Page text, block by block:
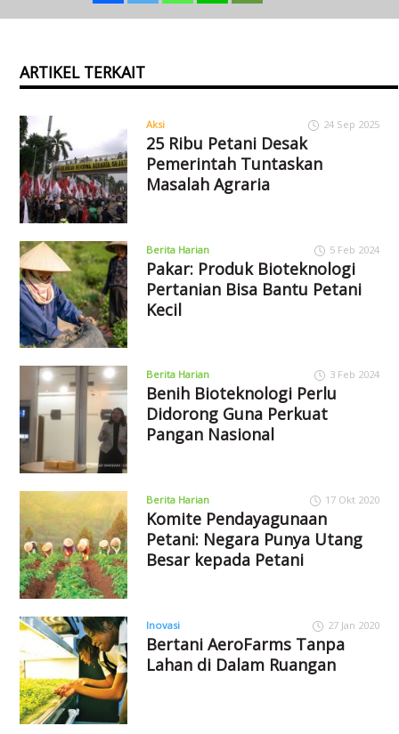
ARTIKEL TERKAIT
Aksi 24 Sep 2025
25 Ribu Petani Desak
Pemerintah Tuntaskan
Masalah Agraria
Berita Harian 5 Feb 2024
Pakar: Produk Bioteknologi
Pertanian Bisa Bantu Petani
Kecil
Berita Harian 3 Feb 2024
Benih Bioteknologi Perlu
Didorong Guna Perkuat
Pangan Nasional
Berita Harian 17 Okt 2020
Komite Pendayagunaan
Petani: Negara Punya Utang
Besar kepada Petani
Inovasi 27 Jan 2020
Bertani AeroFarms Tanpa
Lahan di Dalam Ruangan